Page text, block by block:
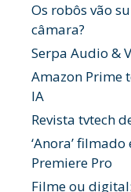
Os robôs vão
câmara?
Serpa Audio &
Amazon Prime
IA
Revista tvtech
‘Anora’
Premiere Pro
Filme ou